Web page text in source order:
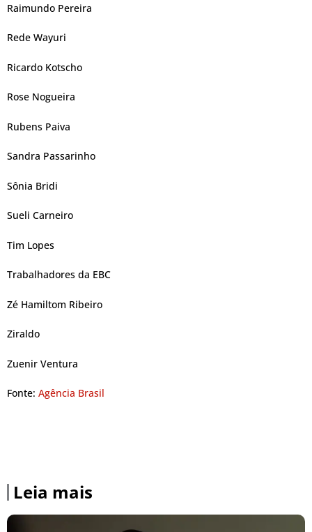
Raimundo Pereira
Rede Wayuri
Ricardo Kotscho
Rose Nogueira
Rubens Paiva
Sandra Passarinho
Sônia Bridi
Sueli Carneiro
Tim Lopes
Trabalhadores da EBC
Zé Hamiltom Ribeiro
Ziraldo
Zuenir Ventura
Fonte: Agência Brasil
Leia mais